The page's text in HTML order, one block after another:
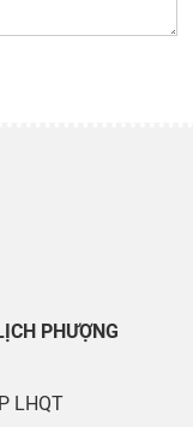
PHƯỢNG
LHQT